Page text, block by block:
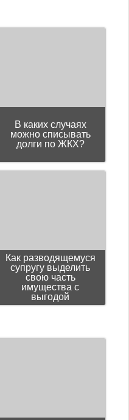
В каких случаях
можно списывать
долги по ЖКХ?
Как разводящемуся
супругу выделить
свою часть
имущества с
выгодой